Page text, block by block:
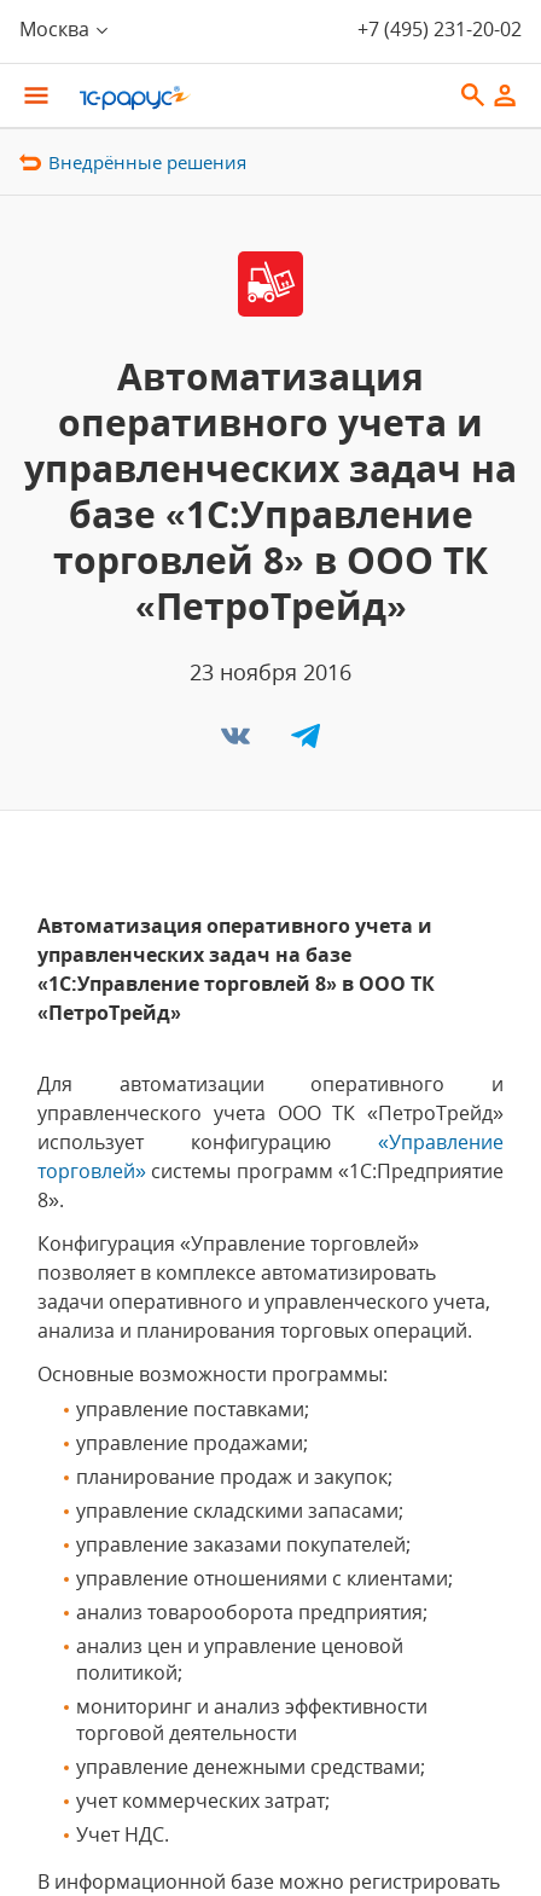
Москва +7 (495) 231-20-02
Внедрённые решения
Автоматизация
оперативного учета и
управленческих задач на
базе «1С:Управление
торговлей 8» в ООО ТК
«ПетроТрейд»
23 ноября 2016
Автоматизация оперативного учета и
управленческих задач на базе
«1С:Управление торговлей 8» в ООО ТК
«ПетроТрейд»
Для автоматизации оперативного и
управленческого учета ООО ТК «ПетроТрейд»
использует конфигурацию «Управление
торговлей» системы программ «1С:Предприятие
8».
Конфигурация «Управление торговлей»
позволяет в комплексе автоматизировать
задачи оперативного и управленческого учета,
анализа и планирования торговых операций.
Основные возможности программы:
управление поставками;
управление продажами;
планирование продаж и закупок;
управление складскими запасами;
управление заказами покупателей;
управление отношениями с клиентами;
анализ товарооборота предприятия;
анализ цен и управление ценовой
политикой;
мониторинг и анализ эффективности
торговой деятельности
управление денежными средствами;
учет коммерческих затрат;
Учет НДС.
В информационной базе можно регистрировать